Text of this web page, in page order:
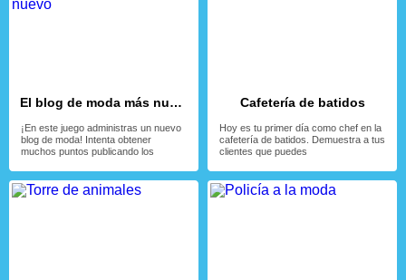
El blog de moda más nuevo
¡En este juego administras un nuevo
blog de moda! Intenta obtener
muchos puntos publicando los
Cafetería de batidos
Hoy es tu primer día como chef en la
cafetería de batidos. Demuestra a tus
clientes que puedes